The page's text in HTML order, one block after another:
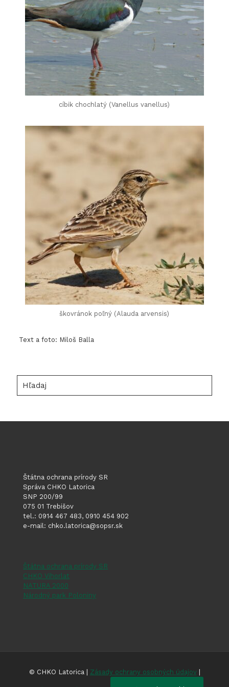
cíbik chochlatý (Vanellus vanellus)
škovránok poľný (Alauda arvensis)
Text a foto: Miloš Balla
Štátna ochrana prírody SR
Správa CHKO Latorica
SNP 200/99
075 01 Trebišov
tel.: 0914 467 483, 0910 454 902
e-mail: chko.latorica@sopsr.sk
Štátna ochrana prírody SR
CHKO Vihorlat
NATURA 2000
Národný park Poloniny
© CHKO Latorica | Zásady ochrany osobných údajov|